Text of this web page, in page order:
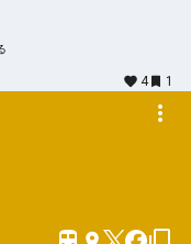
4
1